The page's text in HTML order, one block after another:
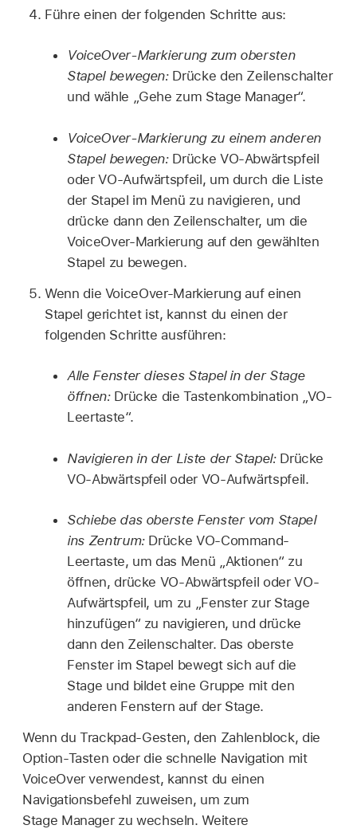
Führe einen der folgenden Schritte aus:
VoiceOver-Markierung zum obersten
Stapel bewegen:Drücke den Zeilenschalter
und wähle „Gehe zum Stage Manager“.
VoiceOver-Markierung zu einem anderen
Stapel bewegen:Drücke VO-Abwärtspfeil
oder VO-Aufwärtspfeil, um durch die Liste
der Stapel im Menü zu navigieren, und
drücke dann den Zeilenschalter, um die
VoiceOver-Markierung auf den gewählten
Stapel zu bewegen.
Wenn die VoiceOver-Markierung auf einen
Stapel gerichtet ist, kannst du einen der
folgenden Schritte ausführen:
Alle Fenster dieses Stapel in der Stage
öffnen:Drücke die Tastenkombination „VO-
Leertaste“.
Navigieren in der Liste der Stapel:Drücke
VO-Abwärtspfeil oder VO-Aufwärtspfeil.
Schiebe das oberste Fenster vom Stapel
ins Zentrum:Drücke VO-Command-
Leertaste, um das Menü „Aktionen“ zu
öffnen, drücke VO-Abwärtspfeil oder VO-
Aufwärtspfeil, um zu „Fenster zur Stage
hinzufügen“ zu navigieren, und drücke
dann den Zeilenschalter. Das oberste
Fenster im Stapel bewegt sich auf die
Stage und bildet eine Gruppe mit den
anderen Fenstern auf der Stage.
Wenn du Trackpad-Gesten, den Zahlenblock, die
Option-Tasten oder die schnelle Navigation mit
VoiceOver verwendest, kannst du einen
Navigationsbefehl zuweisen, um zum
Stage Manager zu wechseln. Weitere